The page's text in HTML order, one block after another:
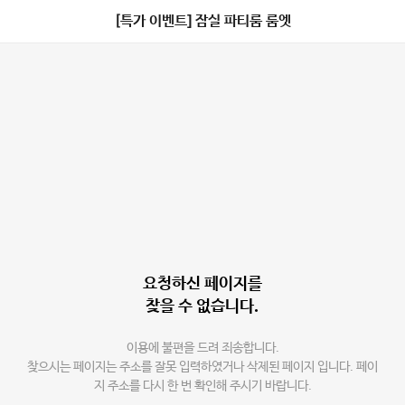
[특가 이벤트] 잠실 파티룸 룸엣
요청하신 페이지를
찾을 수 없습니다.
이용에 불편을 드려 죄송합니다.
찾으시는 페이지는 주소를 잘못 입력하였거나 삭제된 페이지 입니다. 페이
지 주소를 다시 한 번 확인해 주시기 바랍니다.